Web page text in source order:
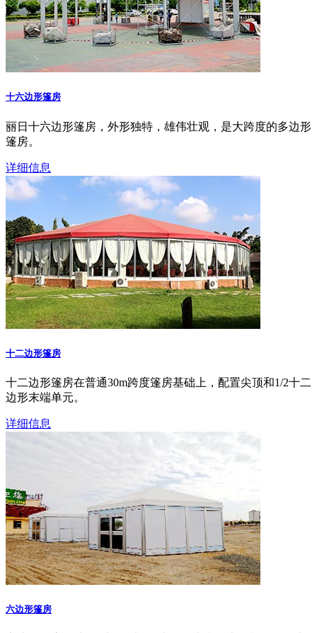
十六边形篷房
丽日十六边形篷房，外形独特，雄伟壮观，是大跨度的多边形
篷房。
详细信息
十二边形篷房
十二边形篷房在普通30m跨度篷房基础上，配置尖顶和1/2十二
边形末端单元。
详细信息
六边形篷房